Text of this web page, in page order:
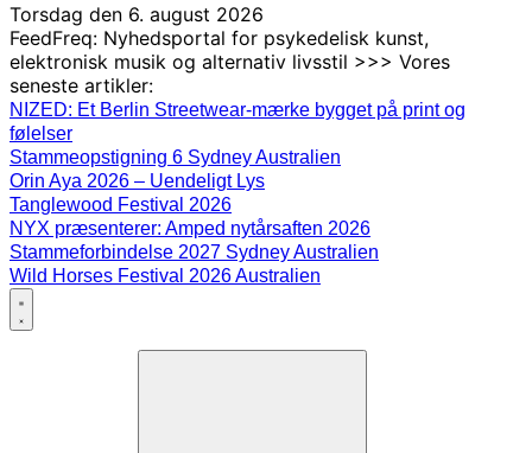
Torsdag den 6. august 2026
FeedFreq: Nyhedsportal for psykedelisk kunst,
elektronisk musik og alternativ livsstil >>> Vores
seneste artikler:
NIZED: Et Berlin Streetwear-mærke bygget på print og
følelser
Stammeopstigning 6 Sydney Australien
Orin Aya 2026 – Uendeligt Lys
Tanglewood Festival 2026
NYX præsenterer: Amped nytårsaften 2026
Stammeforbindelse 2027 Sydney Australien
Wild Horses Festival 2026 Australien